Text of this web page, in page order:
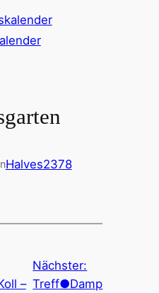
Halves2378
–
Nächster:
Treff●Damp